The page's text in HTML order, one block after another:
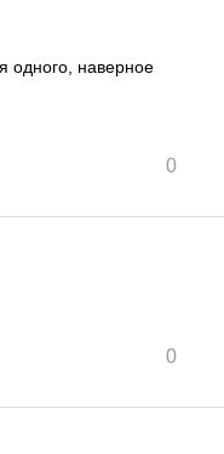
одного, наверное
0
0